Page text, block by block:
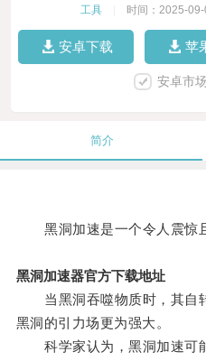
工具 时间：2025-09-
安卓下载 苹
安卓市
简介
黑洞加速是一个令人震惊且
黑洞加速器官方下载地址
当黑洞吞噬物质时，其自
黑洞的引力场更为强大。
科学家认为，黑洞加速可